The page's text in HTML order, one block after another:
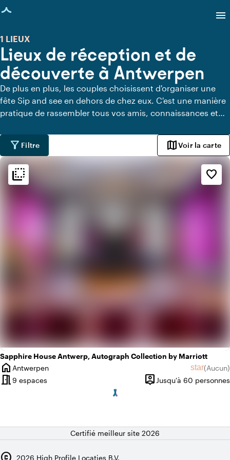
chargée
menu
Lieux de réception et de
découverte à Antwerpen
1 LIEUX
De plus en plus, les couples choisissent d'organiser une
fête Sip and see en dehors de chez eux. C'est une manière
pratique de rassembler tous vos amis, connaissances et
Ci-dessous, vous trouverez les plus beaux lieux pour une
fête Sip and see à Antwerpen.
filter_alt Filtre mapVoir la carte
Sapphire House Antwerp, Autograph Collection by Marriott
home
Ville
Antwerpen star(Aucun)
Aucun
meeting_room9 espaces person_pin
Capacité
Jusqu'à 60 personnes
flip_to_back favorite_border
flip_to_back Ambiance
style
Hôtel chic
info
Certifié meilleur site 2026
2026 High Profile Locaties B.V.